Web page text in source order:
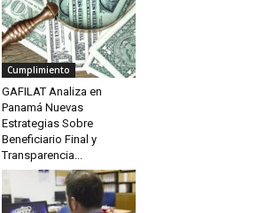
Cumplimiento
GAFILAT Analiza en
Panamá Nuevas
Estrategias Sobre
Beneficiario Final y
Transparencia...